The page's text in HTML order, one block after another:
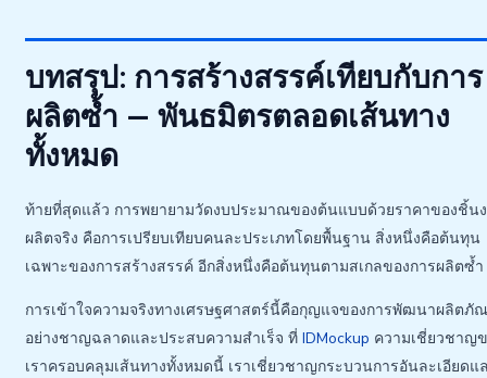
บทสรุป: การสร้างสรรค์เทียบกับการ
ผลิตซ้ำ — พันธมิตรตลอดเส้นทาง
ทั้งหมด
ท้ายที่สุดแล้ว การพยายามวัดงบประมาณของต้นแบบด้วยราคาของชิ้น
ผลิตจริง คือการเปรียบเทียบคนละประเภทโดยพื้นฐาน สิ่งหนึ่งคือต้นทุน
เฉพาะของการสร้างสรรค์ อีกสิ่งหนึ่งคือต้นทุนตามสเกลของการผลิตซ้ำ
การเข้าใจความจริงทางเศรษฐศาสตร์นี้คือกุญแจของการพัฒนาผลิตภั
อย่างชาญฉลาดและประสบความสำเร็จ ที่IDMockup ความเชี่ยวชาญ
เราครอบคลุมเส้นทางทั้งหมดนี้ เราเชี่ยวชาญกระบวนการอันละเอียดแ